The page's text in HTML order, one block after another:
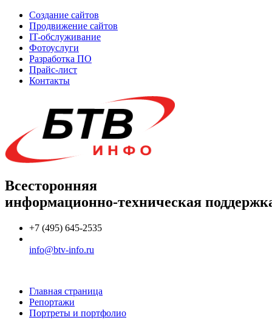
Создание сайтов
Продвижение сайтов
IT-обслуживание
Фотоуслуги
Разработка ПО
Прайс-лист
Контакты
Всесторонняя
информационно-техническая
+7 (495) 645-2535
info@btv-info.ru
Главная страница
Репортажи
Портреты и портфолио